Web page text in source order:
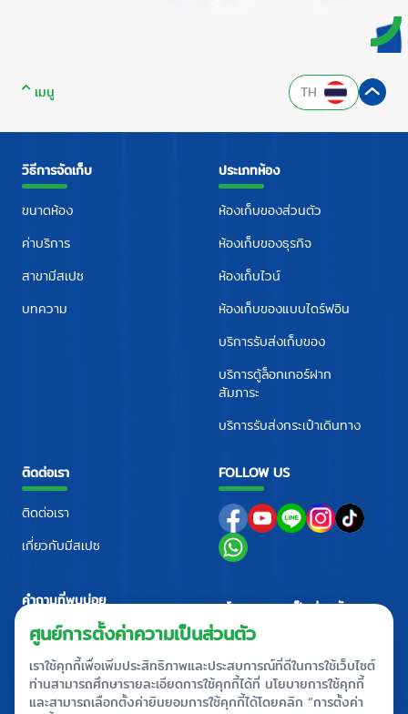
เมนู TH
วิธีการจัดเก็บ
ขนาดห้อง
ค่าบริการ
สาขามีสเปซ
บทความ
ประเภทห้อง
ห้องเก็บของส่วนตัว
ห้องเก็บของธุรกิจ
ห้องเก็บไวน์
ห้องเก็บของแบบไดร์ฟอิน
บริการรับส่งเก็บของ
บริการตู้ล็อกเกอร์ฝาก
สัมภาระ
บริการรับส่งกระเป๋าเดินทาง
ติดต่อเรา
ติดต่อเรา
เกี่ยวกับมีสเปซ
คำถามที่พบบ่อย
ศูนย์ติดต่อ
+66 2710 4088
FOLLOW US
นโยบายความเป็นส่วนตัว